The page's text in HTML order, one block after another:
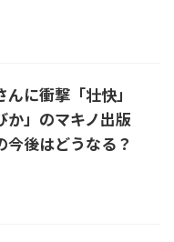
に衝撃「壮快」
か」のマキノ出版
今後はどうなる？